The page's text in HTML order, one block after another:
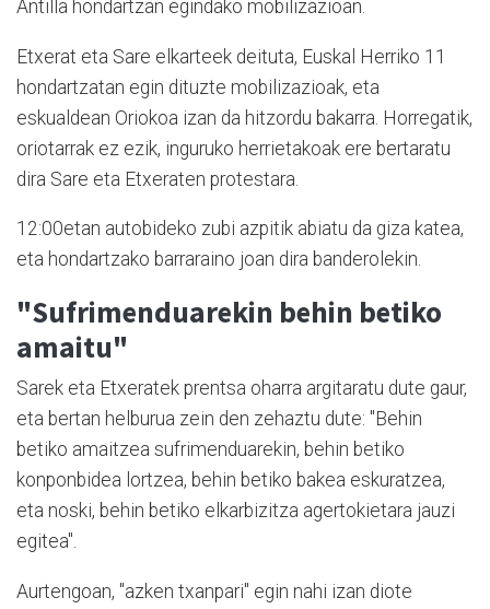
Antilla hondartzan egindako mobilizazioan.
Etxerat eta Sare elkarteek deituta, Euskal Herriko 11
hondartzatan egin dituzte mobilizazioak, eta
eskualdean Oriokoa izan da hitzordu bakarra. Horregatik,
oriotarrak ez ezik, inguruko herrietakoak ere bertaratu
dira Sare eta Etxeraten protestara.
12:00etan autobideko zubi azpitik abiatu da giza katea,
eta hondartzako barraraino joan dira banderolekin.
"Sufrimenduarekin behin betiko
amaitu"
Sarek eta Etxeratek prentsa oharra argitaratu dute gaur,
eta bertan helburua zein den zehaztu dute: "Behin
betiko amaitzea sufrimenduarekin, behin betiko
konponbidea lortzea, behin betiko bakea eskuratzea,
eta noski, behin betiko elkarbizitza agertokietara jauzi
egitea".
Aurtengoan, "azken txanpari" egin nahi izan diote